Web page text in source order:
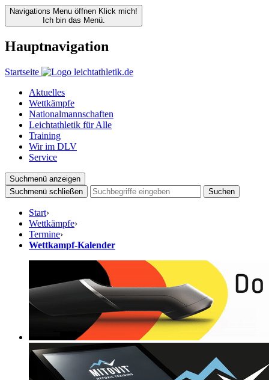
Navigations Menu öffnen Klick mich!
Ich bin das Menü.
Hauptnavigation
Startseite
Aktuelles
Wettkämpfe
Nationalmannschaften
Leichtathletik für Alle
Training
Wir im DLV
Service
Suchmenü anzeigen
Suchmenü schließen
Suchen
Start›
Wettkämpfe›
Termine›
Wettkampf-Kalender